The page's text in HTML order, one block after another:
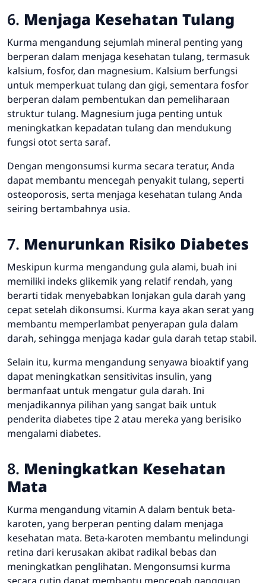
6. Menjaga Kesehatan Tulang
Kurma mengandung sejumlah mineral penting yang
berperan dalam menjaga kesehatan tulang, termasuk
kalsium, fosfor, dan magnesium. Kalsium berfungsi
untuk memperkuat tulang dan gigi, sementara fosfor
berperan dalam pembentukan dan pemeliharaan
struktur tulang. Magnesium juga penting untuk
meningkatkan kepadatan tulang dan mendukung
fungsi otot serta saraf.
Dengan mengonsumsi kurma secara teratur, Anda
dapat membantu mencegah penyakit tulang, seperti
osteoporosis, serta menjaga kesehatan tulang Anda
seiring bertambahnya usia.
7. Menurunkan Risiko Diabetes
Meskipun kurma mengandung gula alami, buah ini
memiliki indeks glikemik yang relatif rendah, yang
berarti tidak menyebabkan lonjakan gula darah yang
cepat setelah dikonsumsi. Kurma kaya akan serat yang
membantu memperlambat penyerapan gula dalam
darah, sehingga menjaga kadar gula darah tetap stabil.
Selain itu, kurma mengandung senyawa bioaktif yang
dapat meningkatkan sensitivitas insulin, yang
bermanfaat untuk mengatur gula darah. Ini
menjadikannya pilihan yang sangat baik untuk
penderita diabetes tipe 2 atau mereka yang berisiko
mengalami diabetes.
8. Meningkatkan Kesehatan
Mata
Kurma mengandung vitamin A dalam bentuk beta-
karoten, yang berperan penting dalam menjaga
kesehatan mata. Beta-karoten membantu melindungi
retina dari kerusakan akibat radikal bebas dan
meningkatkan penglihatan. Mengonsumsi kurma